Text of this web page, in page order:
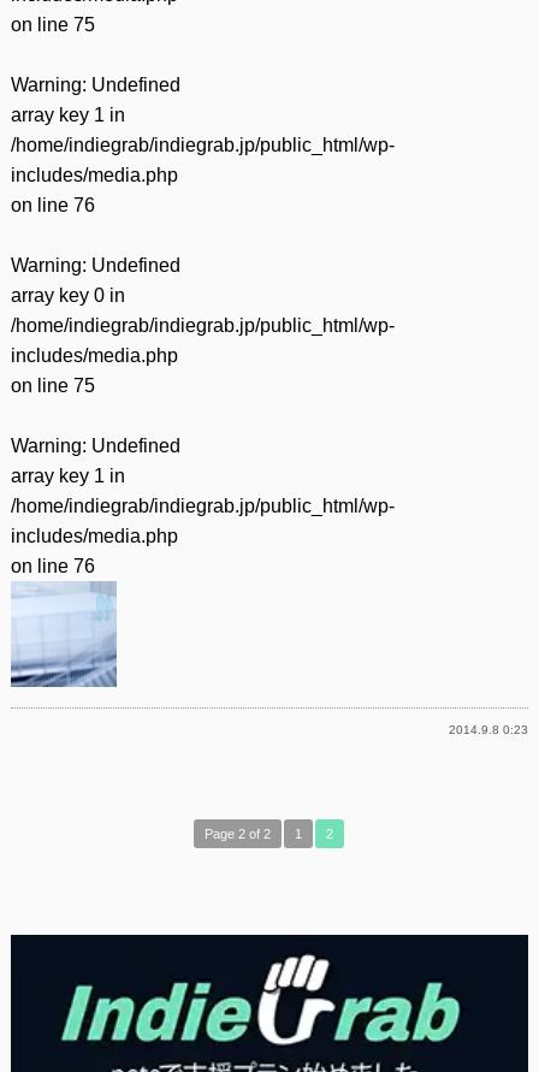
on line 75
Warning: Undefined
array key 1 in
/home/indiegrab/indiegrab.jp/public_html/wp-
includes/media.php
on line 76
Warning: Undefined
array key 0 in
/home/indiegrab/indiegrab.jp/public_html/wp-
includes/media.php
on line 75
Warning: Undefined
array key 1 in
/home/indiegrab/indiegrab.jp/public_html/wp-
includes/media.php
on line 76
2014.9.8 0:23
Page 2 of 2 1 2